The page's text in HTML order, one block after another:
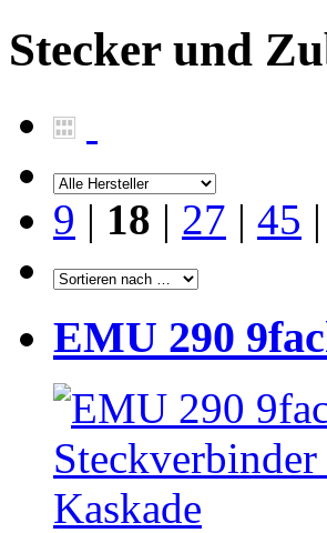
Stecker und
9 | 18 | 27 | 45 |
EMU 290